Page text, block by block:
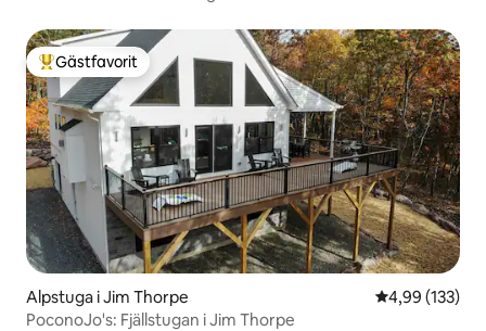
Populär gästfavorit
Gästfavorit
Alpstuga i Jim Thorpe 4,99 av 5 i
4,99 (133)
PoconoJo's: Fjällstugan i Jim Thorpe